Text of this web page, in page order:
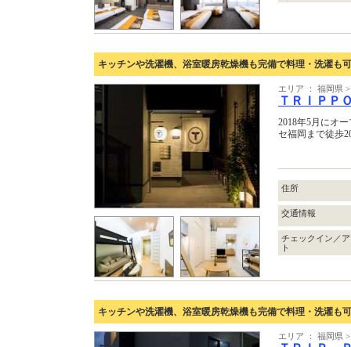
キッチンや洗濯機、浴室暖房乾燥機も完備で料理・洗濯も
エリア ： 福岡県
ＴＲＩＰＰ
2018年5月にオ
セ福岡まで徒歩
住所
交通情報
チェックイン／
ト
キッチンや洗濯機、浴室暖房乾燥機も完備で料理・洗濯も
エリア ： 福岡県